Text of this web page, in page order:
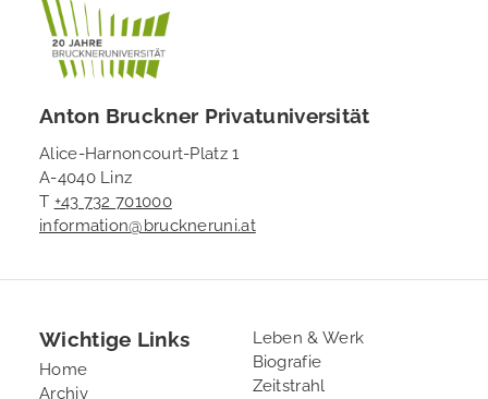
Anton Bruckner Privatuniversität
Alice-Harnoncourt-Platz 1
A-4040 Linz
T +43 732 701000
information@bruckneruni.at
Wichtige Links
Home
Archiv
Footer
2
Leben & Werk
Biografie
Zeitstrahl